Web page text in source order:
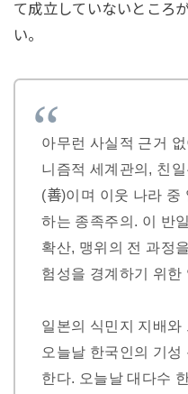
て成立していないところ
い。
아무런 사실적 근거
니즘적 세계관의, 친
(善)이며 이웃 나라 중
하는 종족주의. 이 반
확산, 맹위의 전 과정
험성을 경계하기 위한
일본의 식민지 지배
오늘날 한국인의 기성
한다. 오늘날 대다수